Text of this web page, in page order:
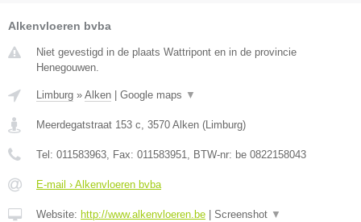
Alkenvloeren bvba
Niet gevestigd in de plaats Wattripont en in de provincie
Henegouwen.
Limburg » Alken Google maps ▼
Meerdegatstraat 153 c, 3570 Alken (Limburg)
Tel: 011583963, Fax: 011583951, BTW-nr: be 0822158043
E-mail › Alkenvloeren bvba
Website: http://www.alkenvloeren.be Screenshot ▼